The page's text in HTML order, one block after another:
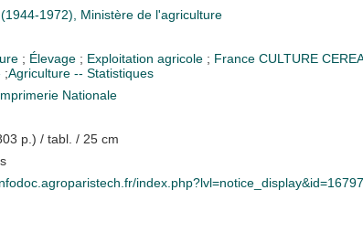
1972), Ministère de l'agriculture
; Élevage ; Exploitation agricole ; France CULTURE
;Agriculture -- Statistiques
Nationale
p.) / tabl. / 25 cm